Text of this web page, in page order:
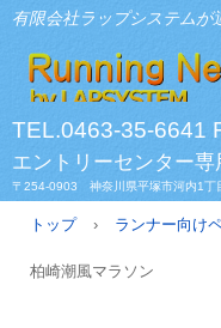
有限会社ラップシステムが
TEL.0463-35-6641
エントリーセンター
〒254-0903 神奈川県平塚市河内1丁
トップ › ランナー向け
柏崎潮風マラソン